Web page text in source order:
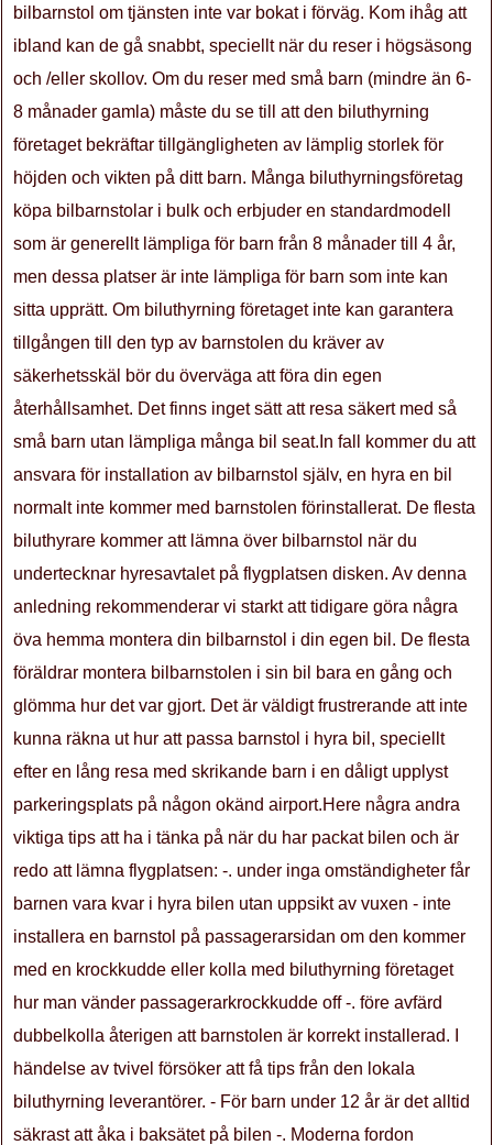
bilbarnstol om tjänsten inte var bokat i förväg. Kom ihåg att
ibland kan de gå snabbt, speciellt när du reser i högsäsong
och /eller skollov. Om du reser med små barn (mindre än 6-
8 månader gamla) måste du se till att den biluthyrning
företaget bekräftar tillgängligheten av lämplig storlek för
höjden och vikten på ditt barn. Många biluthyrningsföretag
köpa bilbarnstolar i bulk och erbjuder en standardmodell
som är generellt lämpliga för barn från 8 månader till 4 år,
men dessa platser är inte lämpliga för barn som inte kan
sitta upprätt. Om biluthyrning företaget inte kan garantera
tillgången till den typ av barnstolen du kräver av
säkerhetsskäl bör du överväga att föra din egen
återhållsamhet. Det finns inget sätt att resa säkert med så
små barn utan lämpliga många bil seat.In fall kommer du att
ansvara för installation av bilbarnstol själv, en hyra en bil
normalt inte kommer med barnstolen förinstallerat. De flesta
biluthyrare kommer att lämna över bilbarnstol när du
undertecknar hyresavtalet på flygplatsen disken. Av denna
anledning rekommenderar vi starkt att tidigare göra några
öva hemma montera din bilbarnstol i din egen bil. De flesta
föräldrar montera bilbarnstolen i sin bil bara en gång och
glömma hur det var gjort. Det är väldigt frustrerande att inte
kunna räkna ut hur att passa barnstol i hyra bil, speciellt
efter en lång resa med skrikande barn i en dåligt upplyst
parkeringsplats på någon okänd airport.Here några andra
viktiga tips att ha i tänka på när du har packat bilen och är
redo att lämna flygplatsen: -. under inga omständigheter får
barnen vara kvar i hyra bilen utan uppsikt av vuxen - inte
installera en barnstol på passagerarsidan om den kommer
med en krockkudde eller kolla med biluthyrning företaget
hur man vänder passagerarkrockkudde off -. före avfärd
dubbelkolla återigen att barnstolen är korrekt installerad. I
händelse av tvivel försöker att få tips från den lokala
biluthyrning leverantörer. - För barn under 12 år är det alltid
säkrast att åka i baksätet på bilen -. Moderna fordon